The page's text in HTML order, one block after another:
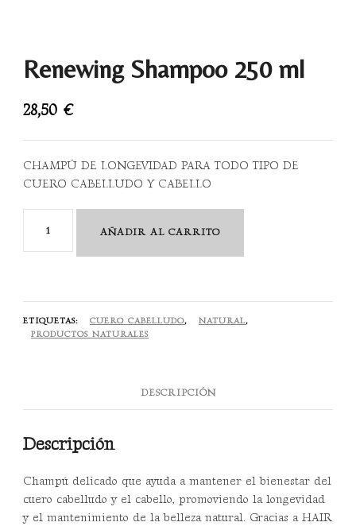
Renewing Shampoo 250 ml
28,50 €
CHAMPÚ DE LONGEVIDAD PARA TODO TIPO DE
CUERO CABELLUDO Y CABELLO
AÑADIR AL CARRITO
ETIQUETAS: CUERO CABELLUDO, NATURAL,
PRODUCTOS NATURALES
DESCRIPCIÓN
Descripción
Champú delicado que ayuda a mantener el bienestar del
cuero cabelludo y el cabello, promoviendo la longevidad
y el mantenimiento de la belleza natural. Gracias a HAIR